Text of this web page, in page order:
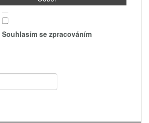
Souhlasím se zpracováním